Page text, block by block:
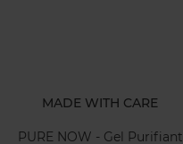
MADE WITH CARE
PURE NOW - Gel Purifiant